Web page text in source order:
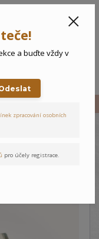
krémová
a buďte vždy v
zpracování osobních
pro účely registrace.